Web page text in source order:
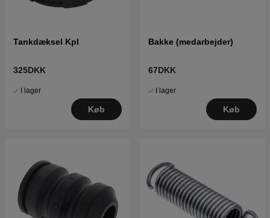
Tankdæksel Kpl
325DKK
I lager
Køb
Bakke (medarbejder)
67DKK
I lager
Køb